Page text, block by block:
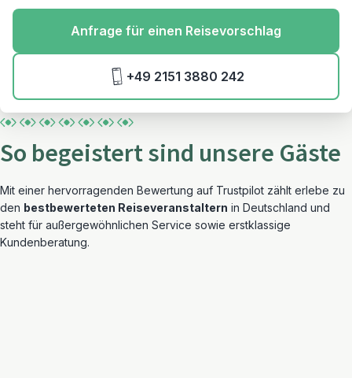
Anfrage für einen Reisevorschlag
+49 2151 3880 242
So begeistert sind unsere Gäste
Mit einer hervorragenden Bewertung auf Trustpilot zählt erlebe zu
den bestbewerteten Reiseveranstaltern in Deutschland und
steht für außergewöhnlichen Service sowie erstklassige
Kundenberatung.